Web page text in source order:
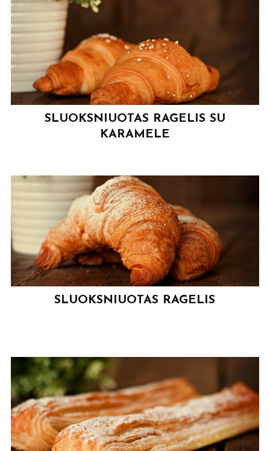
SLUOKSNIUOTAS RAGELIS SU
KARAMELE
SLUOKSNIUOTAS RAGELIS